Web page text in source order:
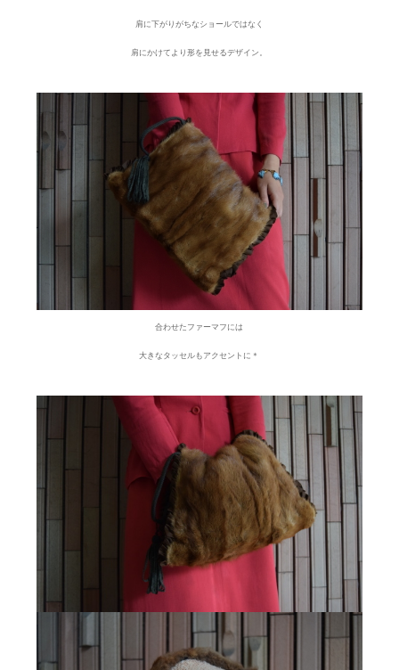
肩に下がりがちなショールではなく
肩にかけてより形を見せるデザイン。
合わせたファーマフには
大きなタッセルもアクセントに＊